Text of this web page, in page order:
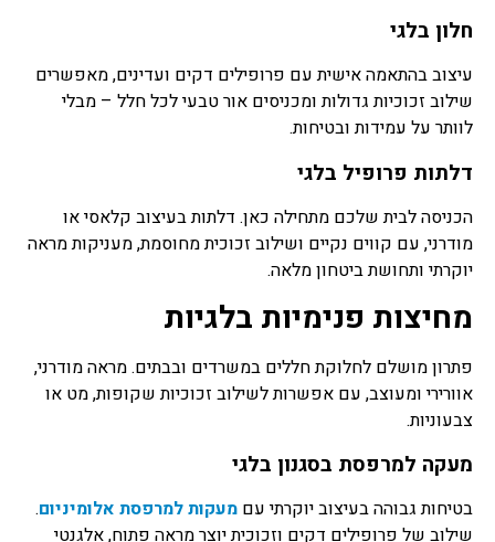
חלון בלגי
עיצוב בהתאמה אישית עם פרופילים דקים ועדינים, מאפשרים
שילוב זכוכיות גדולות ומכניסים אור טבעי לכל חלל – מבלי
לוותר על עמידות ובטיחות.
דלתות פרופיל בלגי
הכניסה לבית שלכם מתחילה כאן. דלתות בעיצוב קלאסי או
מודרני, עם קווים נקיים ושילוב זכוכית מחוסמת, מעניקות מראה
יוקרתי ותחושת ביטחון מלאה.
מחיצות פנימיות בלגיות
פתרון מושלם לחלוקת חללים במשרדים ובבתים. מראה מודרני,
אוורירי ומעוצב, עם אפשרות לשילוב זכוכיות שקופות, מט או
צבעוניות.
מעקה למרפסת בסגנון בלגי
בטיחות גבוהה בעיצוב יוקרתי עםמעקות למרפסת אלומיניום.
שילוב של פרופילים דקים וזכוכית יוצר מראה פתוח, אלגנטי